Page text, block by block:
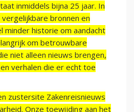
inmiddels bijna 25 jaar. In
bronnen en
minder historie om aandacht
om betrouwbare
niet alleen nieuws brengen,
verhalen die er echt toe
zustersite Zakenreisnieuws
Onze toewijding aan het